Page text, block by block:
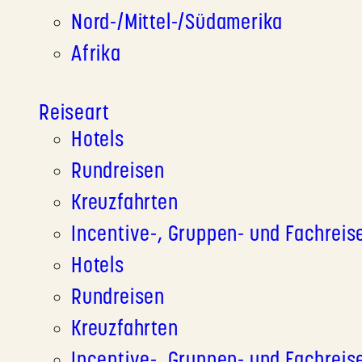
Nord-/Mittel-/Südamerika
Afrika
Reiseart
Hotels
Rundreisen
Kreuzfahrten
Incentive-, Gruppen- und
Hotels
Rundreisen
Kreuzfahrten